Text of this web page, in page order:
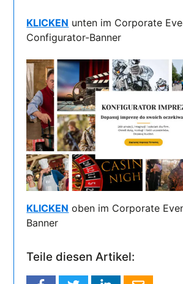
KLICKEN unten im Corporate
Configurator-Banner
KLICKEN oben im Corporate
Banner
Teile diesen Artikel: